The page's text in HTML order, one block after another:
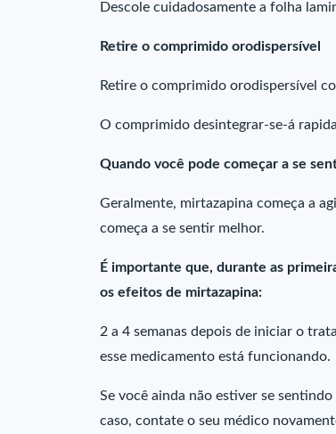
Descole cuidadosamente a folha
Retire o comprimido orodispersível
Retire o comprimido orodispersível
O comprimido desintegrar-se-á
Quando você pode começar a se
Geralmente, mirtazapina começa a
começa a se sentir melhor.
É importante que, durante as
os efeitos de mirtazapina:
2 a 4 semanas depois de iniciar o
esse medicamento está funcionando.
Se você ainda não estiver se
caso, contate o seu médico